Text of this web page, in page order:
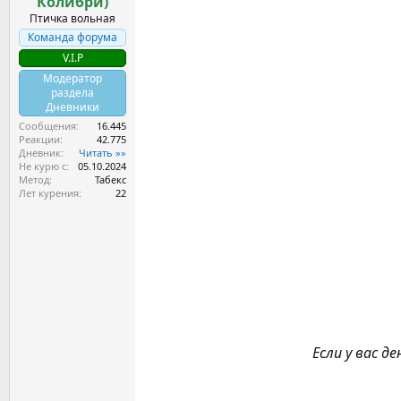
а
Птичка вольная
Команда форума
V.I.P
Модератор
раздела
Дневники
Сообщения
16.445
Реакции
42.775
Дневник
Читать »»
Не курю с
05.10.2024
Метод
Табекс
Лет курения
22
Если у вас